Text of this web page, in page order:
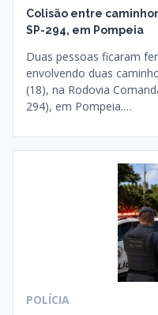
Colisão entre
SP-294, em Pompeia
Duas pessoas ficaram
envolvendo duas
(18), na Rodovia
294), em Pompeia.…
POLÍCIA